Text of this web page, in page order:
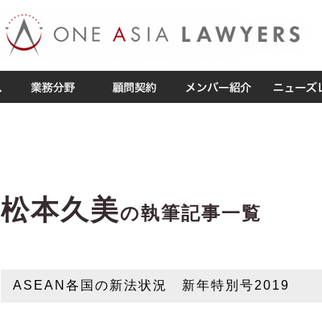
松本久美の執筆記事一覧
ASEAN各国の新法状況 新年特別号2019